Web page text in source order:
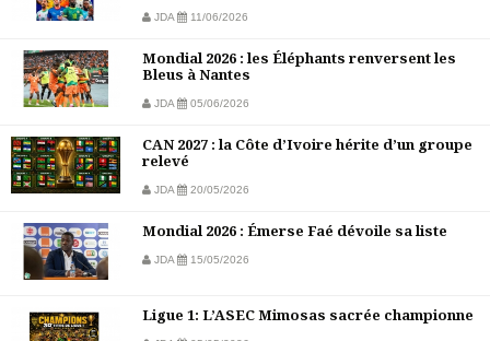
JDA 11/06/2026
Mondial 2026 : les Éléphants renversent les
Bleus à Nantes
JDA 05/06/2026
CAN 2027 : la Côte d’Ivoire hérite d’un groupe
relevé
JDA 20/05/2026
Mondial 2026 : Émerse Faé dévoile sa liste
JDA 15/05/2026
Ligue 1: L’ASEC Mimosas sacrée championne